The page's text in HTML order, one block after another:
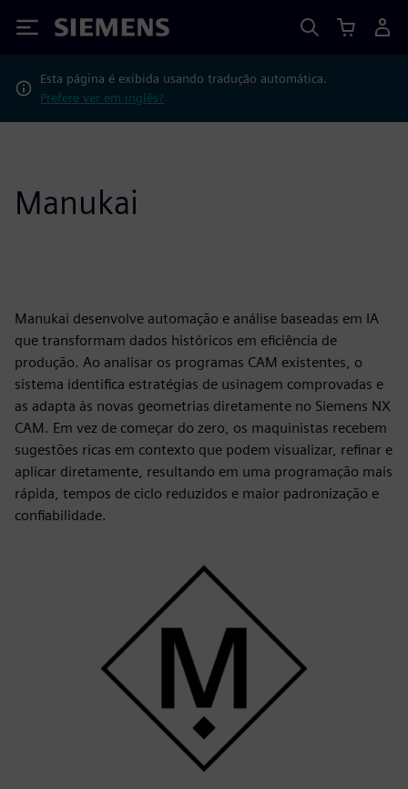
Siemens
Esta página é exibida usando tradução automática.
Prefere ver em inglês?
Manukai
Manukai desenvolve automação e análise baseadas em IA
que transformam dados históricos em eficiência de
produção. Ao analisar os programas CAM existentes, o
sistema identifica estratégias de usinagem comprovadas e
as adapta às novas geometrias diretamente no Siemens NX
CAM. Em vez de começar do zero, os maquinistas recebem
sugestões ricas em contexto que podem visualizar, refinar e
aplicar diretamente, resultando em uma programação mais
rápida, tempos de ciclo reduzidos e maior padronização e
confiabilidade.